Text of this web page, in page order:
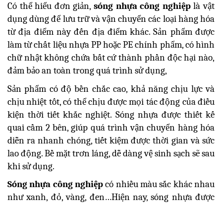
Có thể hiểu đơn giản, sóng nhựa công nghiệplà vật
dụng dùng để lưu trữ và vận chuyển các loại hàng hóa
từ địa điểm này đến địa điểm khác. Sản phẩm được
làm từ chất liệunhựa PP hoặc PE chính phẩm, có hình
chữ nhật không chứa bất cứ thành phần độc hại nào,
đảm bảo an toàn trong quá trình sử dụng,
Sản phẩm có độ bền chắc cao, khả năng chịu lực và
chịu nhiệt tốt, có thể chịu được mọi tác động của điều
kiện thời tiết khắc nghiệt. Sóng nhựa được thiết kế
quai cầm 2 bên, giúp quá trình vận chuyển hàng hóa
diễn ra nhanh chóng, tiết kiệm được thời gian và sức
lao động. Bề mặt trơn láng, dễ dàng vệ sinh sạch sẽ sau
khi sử dụng.
Sóng nhựa công nghiệpcó nhiều màu sắc khác nhau
như xanh, đỏ, vàng, đen…Hiện nay, sóng nhựa được